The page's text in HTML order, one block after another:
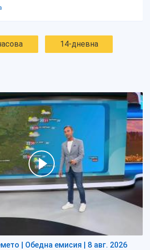
14-дневна
| Обедна емисия | 8 авг. 2026